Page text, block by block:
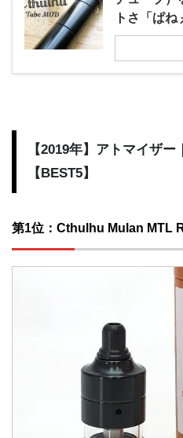
トさ「ぱね
【2019年】アトマイザ
【BEST5】
第1位：Cthulhu Mulan MTL